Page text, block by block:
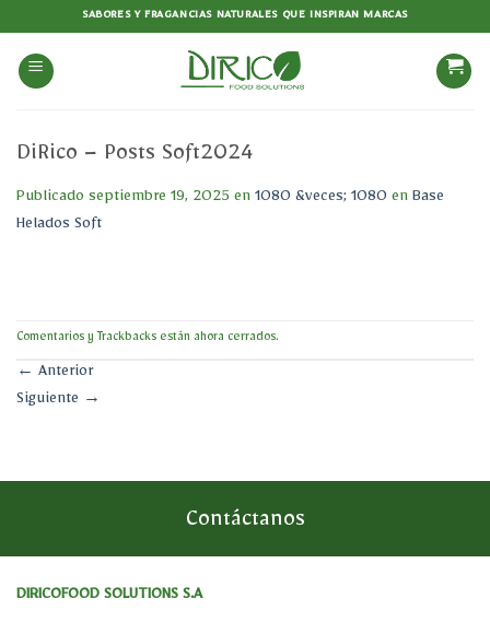
contenido
SABORES Y FRAGANCIAS NATURALES QUE INSPIRAN MARCAS
DiRico – Posts Soft2024
Publicado septiembre 19, 2025 en 1080 &veces; 1080 en Base
Helados Soft
Comentarios y Trackbacks están ahora cerrados.
← Anterior
Siguiente →
Contáctanos
DIRICOFOOD SOLUTIONS S.A